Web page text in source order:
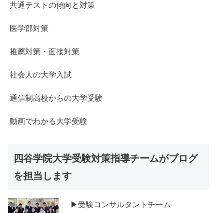
共通テストの傾向と対策
医学部対策
推薦対策・面接対策
社会人の大学入試
通信制高校からの大学受験
動画でわかる大学受験
四谷学院大学受験対策指導チームがブログ
を担当します
▶受験コンサルタントチーム